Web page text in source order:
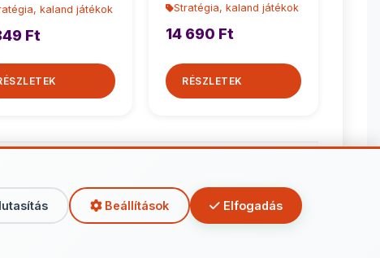
Beállítások Elfogadás
kaland játékok
Ft
Stratégia, kaland játékok
14 690 Ft
RÉSZLETEK
kaland játékok